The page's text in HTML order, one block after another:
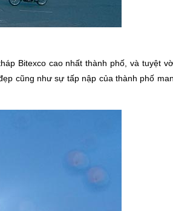
Bitexco cao nhất thành phố, và tuyệt
cũng như sự tấp nập của thành phố